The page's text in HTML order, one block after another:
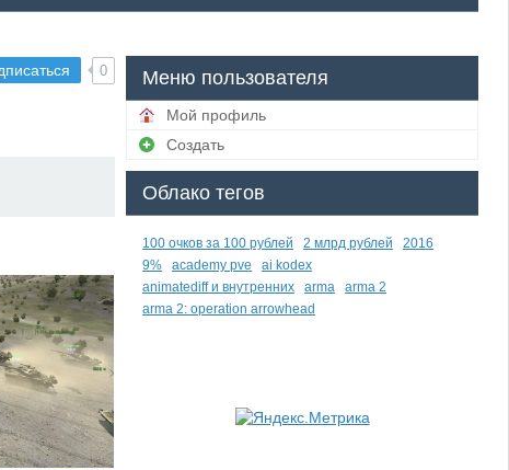
0 Меню пользователя
Мой профиль
Создать
Облако тегов
100 очков за 100 рублей 2 млрд рублей
2016
9%
academy pve
ai kodex
animatediff и внутренних
arma
arma 2
arma 2: operation arrowhead